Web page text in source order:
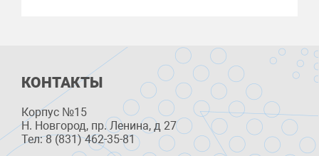
КОНТАКТЫ
Корпус №15
Н. Новгород, пр. Ленина, д 27
Тел: 8 (831) 462-35-81